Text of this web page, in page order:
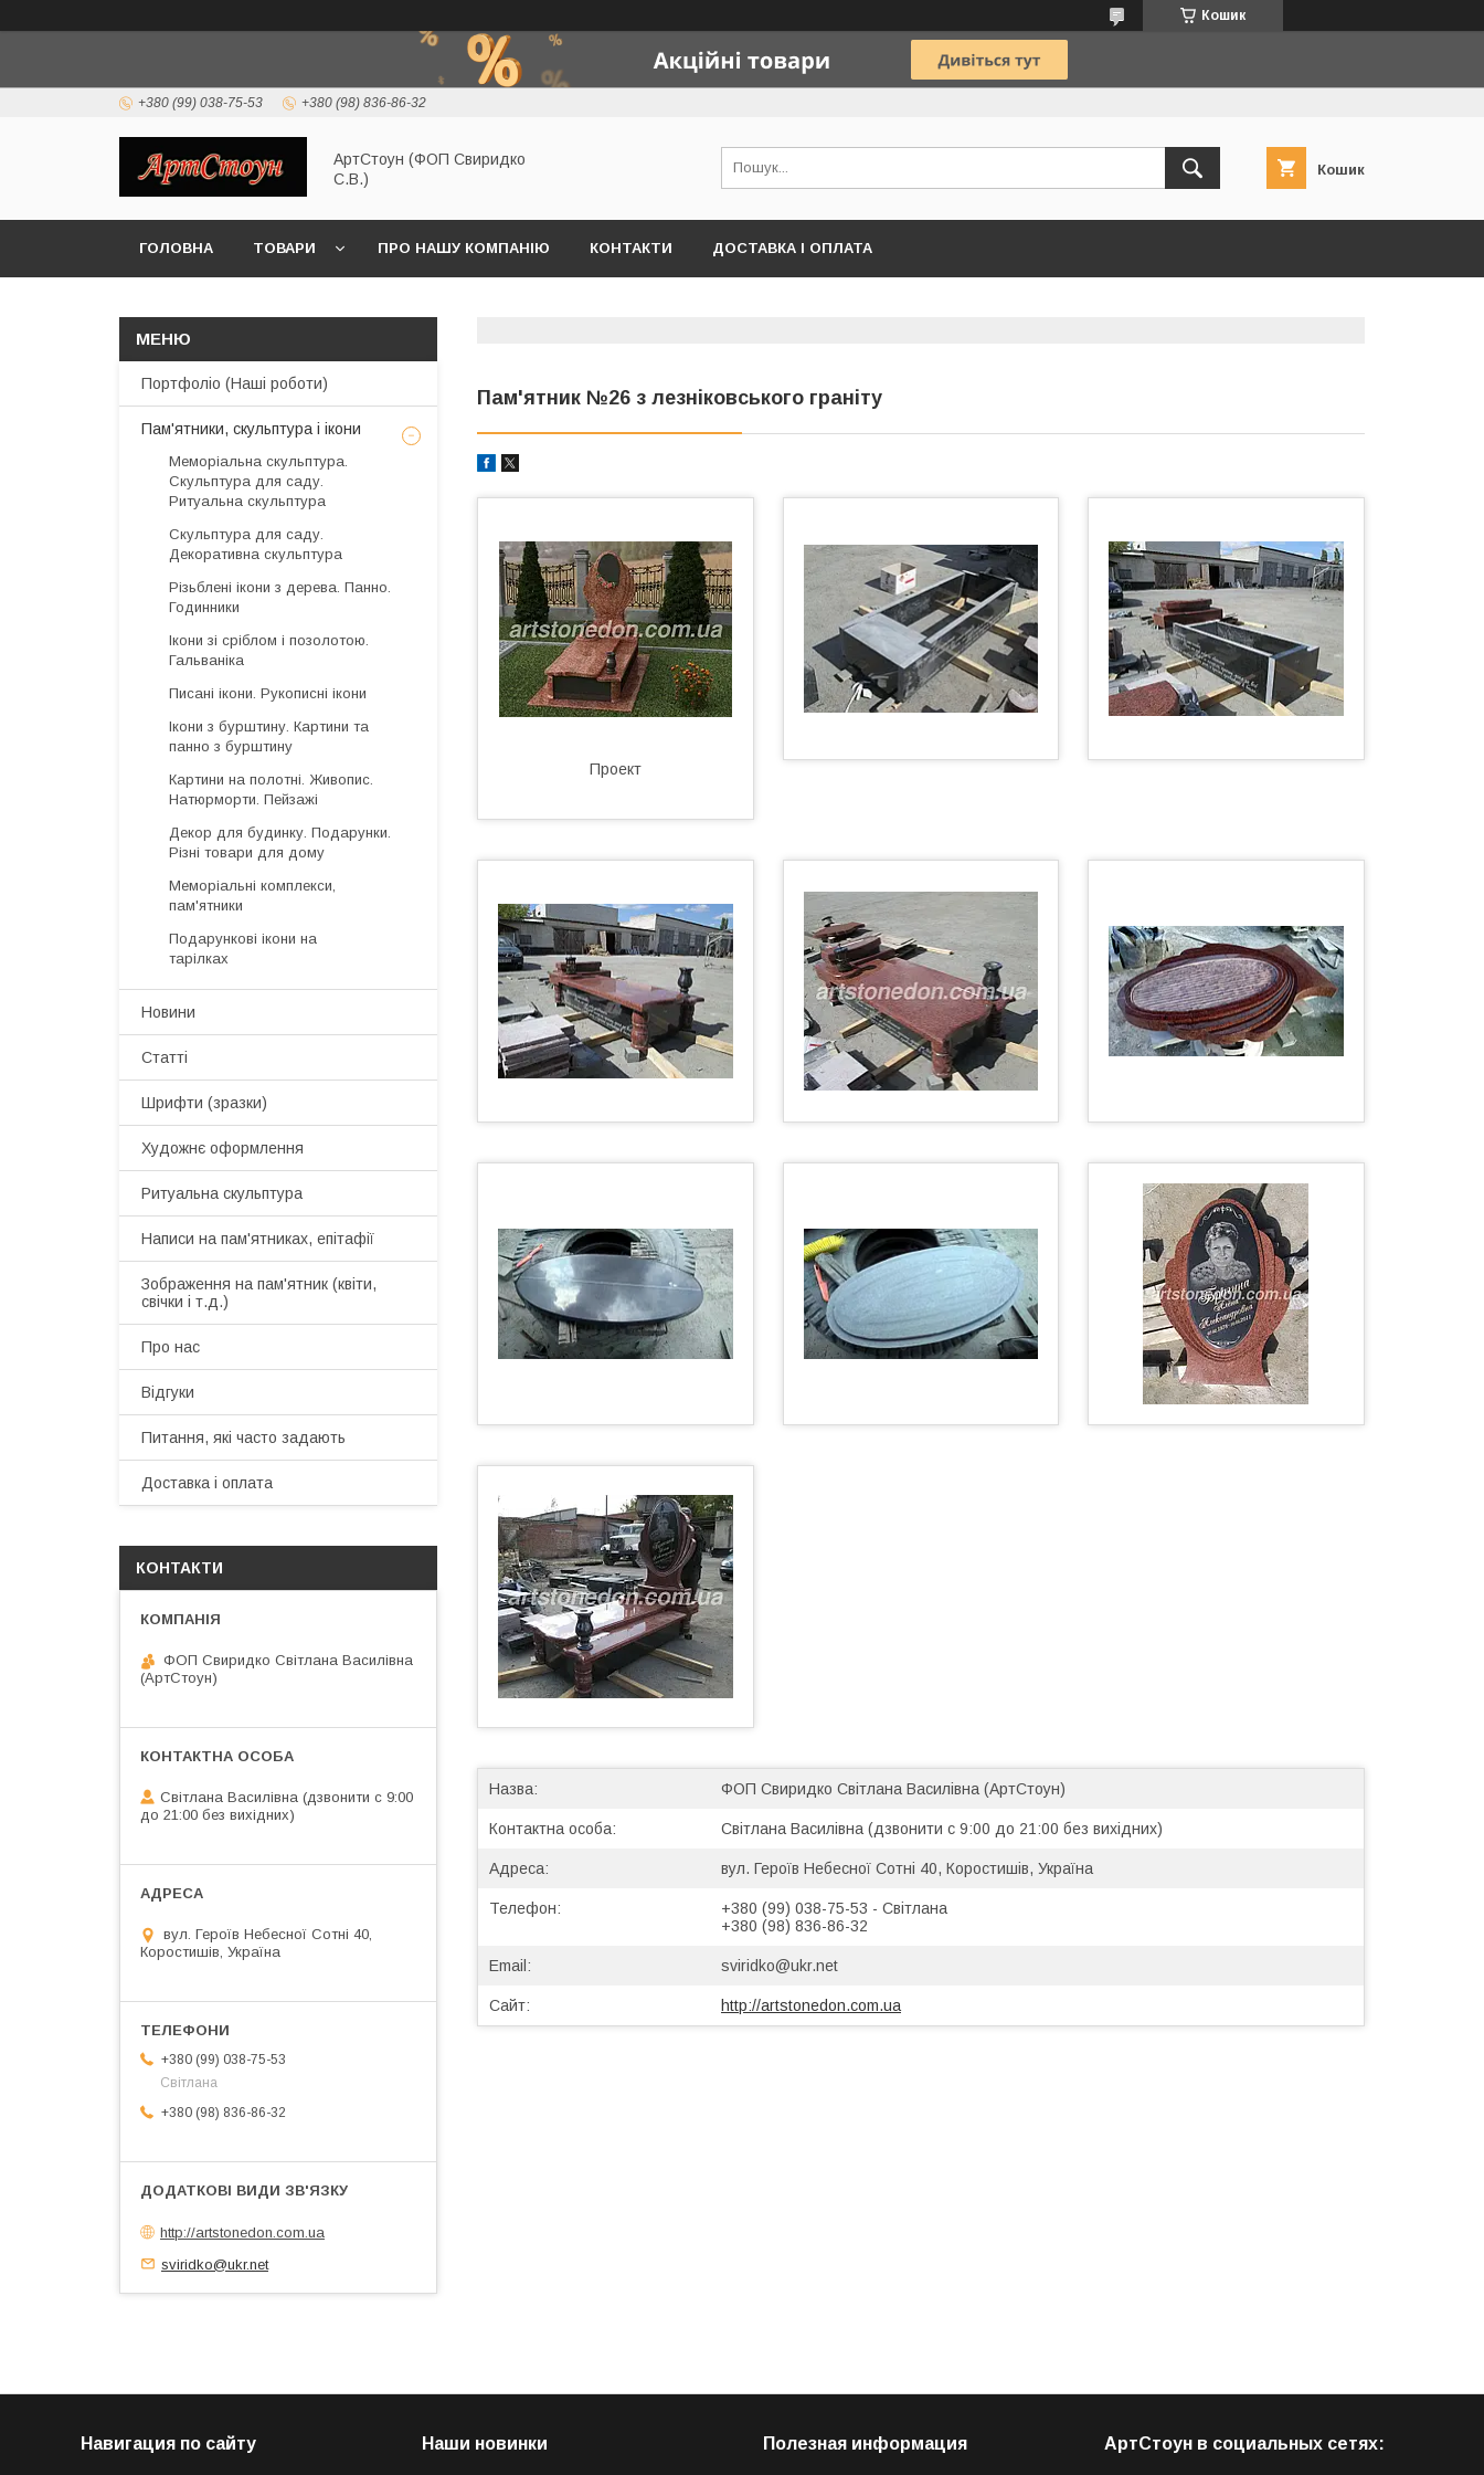
Кошик
+380 (99) 038-75-53 +380 (98) 836-86-32
АртСтоун (ФОП Свиридко
С.В.)
Кошик
ГОЛОВНА ТОВАРИ ПРО НАШУ КОМПАНІЮ КОНТАКТИ ДОСТАВКА І ОПЛАТА
Пам'ятник №26 з лезніковського граніту
Проект
ФОП Свиридко Світлана Василівна (АртСтоун)
Світлана Василівна (дзвонити с 9:00 до 21:00 без вихідних)
вул. Героїв Небесної Сотні 40, Коростишів, Україна
+380 (99) 038-75-53
Світлана
+380 (98) 836-86-32
sviridko@ukr.net
http://artstonedon.com.ua
Портфоліо (Наші роботи)
Пам'ятники, скульптура і ікони
Меморіальна скульптура.
Скульптура для саду.
Ритуальна скульптура
Скульптура для саду.
Декоративна скульптура
Різьблені ікони з дерева. Панно.
Годинники
Ікони зі сріблом і позолотою.
Гальваніка
Писані ікони. Рукописні ікони
Ікони з бурштину. Картини та
панно з бурштину
Картини на полотні. Живопис.
Натюрморти. Пейзажі
Декор для будинку. Подарунки.
Різні товари для дому
Меморіальні комплекси,
пам'ятники
Подарункові ікони на
тарілках
Новини
Статті
Шрифти (зразки)
Художнє оформлення
Ритуальна скульптура
Написи на пам'ятниках, епітафії
Зображення на пам'ятник (квіти,
свічки і т.д.)
Про нас
Відгуки
Питання, які часто задають
Доставка і оплата
КОНТАКТИ
ФОП Свиридко Світлана Василівна
(АртСтоун)
Світлана Василівна (дзвонити с 9:00
до 21:00 без вихідних)
вул. Героїв Небесної Сотні 40,
Коростишів, Україна
+380 (99) 038-75-53
Світлана
+380 (98) 836-86-32
http://artstonedon.com.ua
sviridko@ukr.net
Навигация по сайту Наши новинки Полезная информация АртСтоун в социальных сетях: